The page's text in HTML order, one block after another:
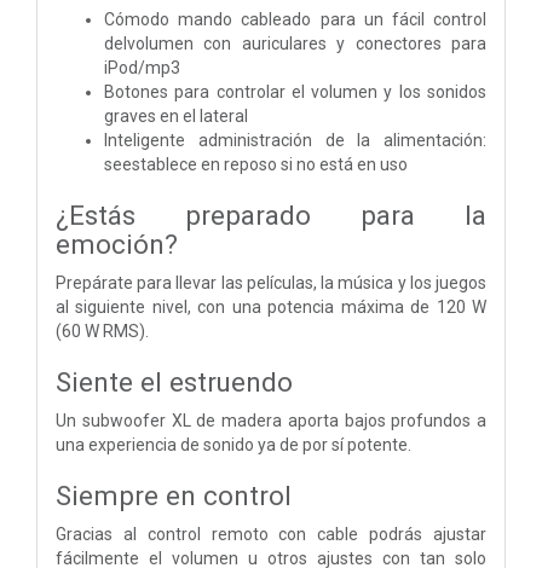
Cómodo mando cableado para un fácil control
delvolumen con auriculares y conectores para
iPod/mp3
Botones para controlar el volumen y los sonidos
graves en el lateral
Inteligente administración de la alimentación:
seestablece en reposo si no está en uso
¿Estás preparado para la
emoción?
Prepárate para llevar las películas, la música y los juegos
al siguiente nivel, con una potencia máxima de 120 W
(60 W RMS).
Siente el estruendo
Un subwoofer XL de madera aporta bajos profundos a
una experiencia de sonido ya de por sí potente.
Siempre en control
Gracias al control remoto con cable podrás ajustar
fácilmente el volumen u otros ajustes con tan solo